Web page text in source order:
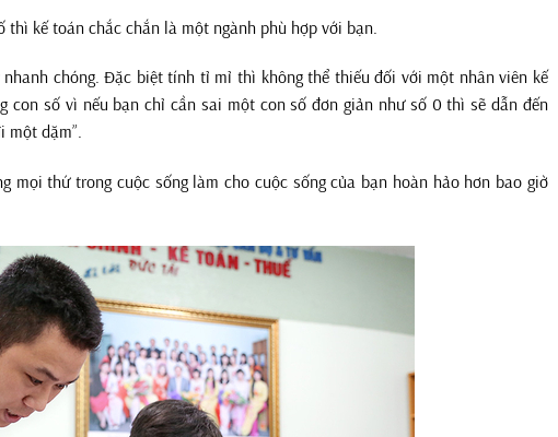
kế toán chắc chắn là một ngành phù hợp với bạn.
chóng. Đặc biệt tính tỉ mỉ thì không thể thiếu đối với một nhân viên kế
số vì nếu bạn chỉ cần sai một con số đơn giản như số 0 thì sẽ dẫn đến
một dặm”.
mọi thứ trong cuộc sống làm cho cuộc sống của bạn hoàn hảo hơn bao giờ